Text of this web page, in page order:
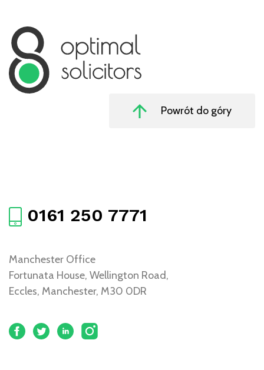
Powrót do góry
0161 250 7771
Manchester Office
Fortunata House, Wellington Road,
Eccles, Manchester, M30 0DR